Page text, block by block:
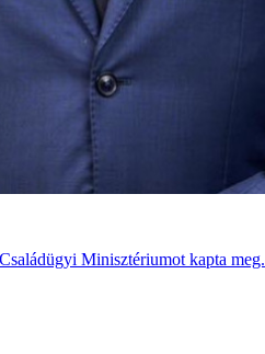
Minisztériumot kapta meg.